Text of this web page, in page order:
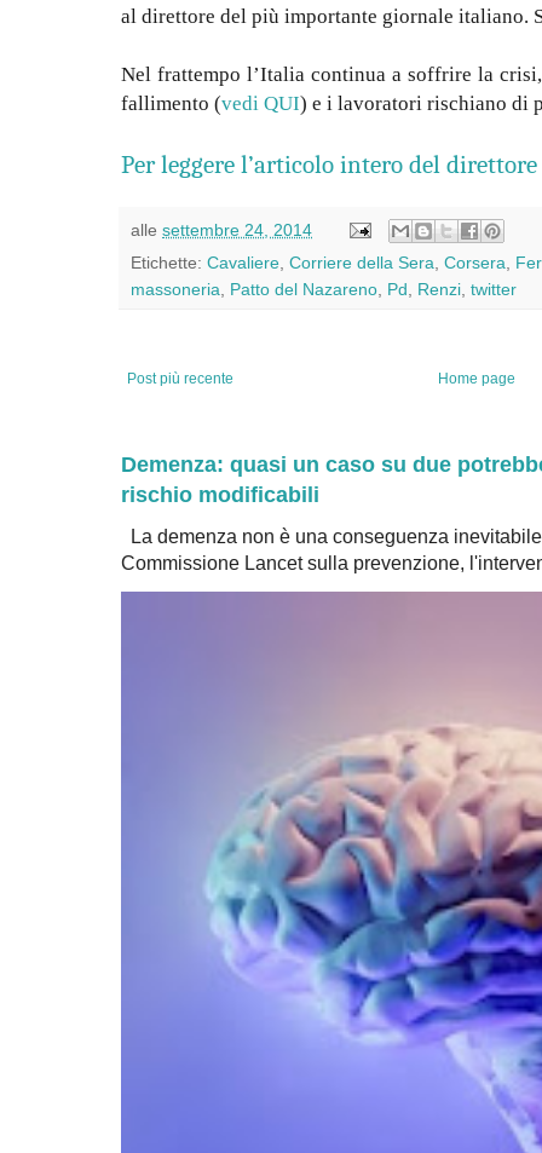
al direttore del più importante giornale italiano.
Nel frattempo l’Italia continua a soffrire la crisi,
fallimento (vedi QUI) e i lavoratori rischiano di
Per leggere l’articolo intero del
alle settembre 24, 2014
Etichette: Cavaliere Corriere della Sera Corsera
massoneria
Patto del Nazareno Pd Renzi twitter
Post più recente Home page
Demenza: quasi un caso su due
rischio modificabili
La demenza non è una conseguenza
Commissione Lancet sulla prevenzione,